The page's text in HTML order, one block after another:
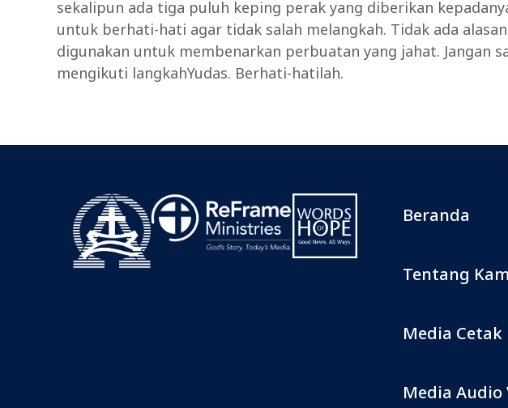
sekalipun ada tiga puluh keping perak yang diberikan
untuk berhati-hati agar tidak salah melangkah. Tidak ada
digunakan untuk membenarkan perbuatan yang jahat. Jangan
mengikuti langkahYudas. Berhati-hatilah.
Beranda
Tentang
Media Cetak
Media Audio